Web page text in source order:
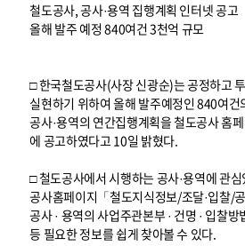
철도공사, 공사·용역 집행계획 인터넷 공고
올해 발주 예정 840여건 3천억 규모
□ 한국철도공사(사장 신광순)는 공정하고
실현하기 위하여 올해 발주예정인 840여건
공사·용역의 연간집행계획을 철도공사
에 공고하였다고 10일 밝혔다.
□ 철도공사에서 시행하는 공사·용역에 관
공사홈페이지「철도지식정보/조달·입찰/
공사 · 용역의 사업주관본부 · 건명 · 입찰방
등 필요한 정보를 쉽게 찾아볼 수 있다.